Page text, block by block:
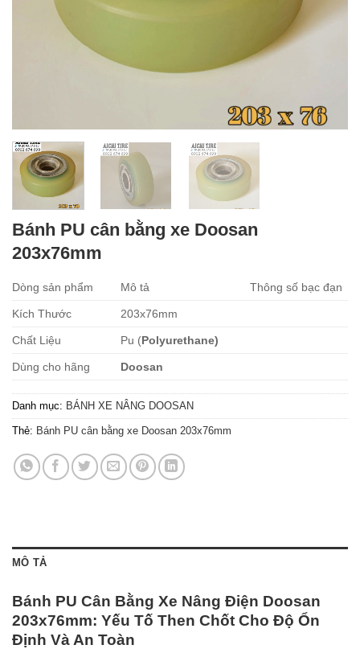
Bánh PU cân bằng xe Doosan
203x76mm
Dòng sản phẩm Mô tả Thông số bạc đạn
Kích Thước 203x76mm
Chất Liệu Pu (Polyurethane)
Dùng cho hãng Doosan
Danh mục: BÁNH XE NÂNG DOOSAN
Thẻ: Bánh PU cân bằng xe Doosan 203x76mm
MÔ TẢ
Bánh PU Cân Bằng Xe Nâng Điện Doosan
203x76mm: Yếu Tố Then Chốt Cho Độ Ổn
Định Và An Toàn